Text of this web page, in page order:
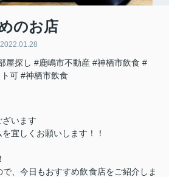
のお店
2022.01.28
屋探し #鹿嶋市不動産 #神栖市飲食 #
可 #神栖市飲食
います
宜しくお願いします！！
、今日もおすすめ飲食店をご紹介しま